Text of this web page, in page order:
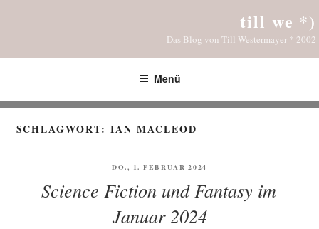
till we *)
Das Blog von Till Westermayer * 2002
Menü
SCHLAGWORT:IAN MACLEOD
VERÖFFENTLICHT
DO., 1. FEBRUAR 2024
Science Fiction und Fantasy im
Januar 2024